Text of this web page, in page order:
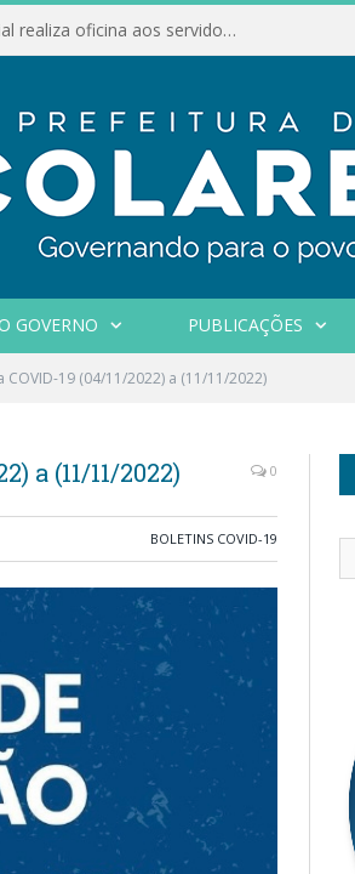
Conselho Municipal de Assistência Social realiza oficina aos servidores
GOVERNO PUBLICAÇÕES
COVID-19 (04/11/2022) a (11/11/2022)
a (11/11/2022) 0
BOLETINS COVID-19